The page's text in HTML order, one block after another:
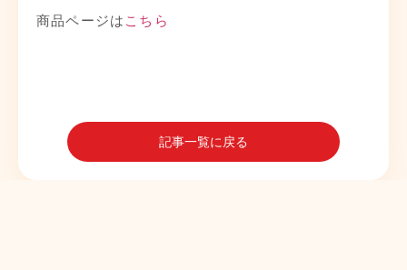
商品ページは こちら
記事一覧に戻る